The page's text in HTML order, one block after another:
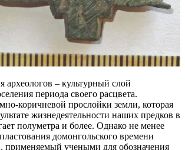
археологов – культурный слой
периода своего расцвета.
коричневой прослойки земли, которая
жизнедеятельности наших предков в
полуметра и более. Однако не менее
домонгольского времени
применяемый учеными для обозначения